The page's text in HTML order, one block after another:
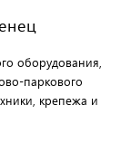
оборудования,
паркового
крепежа и